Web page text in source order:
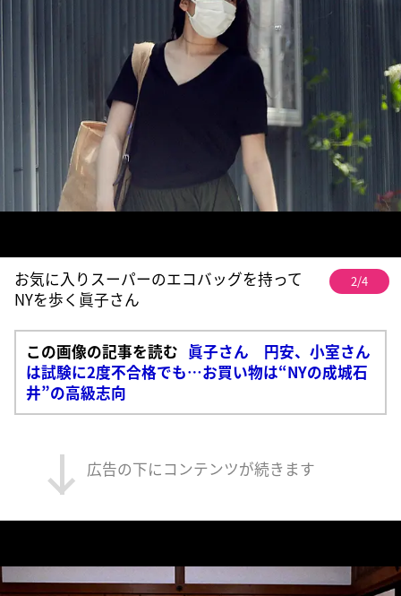
お気に入りスーパーのエコバッグを持って
NYを歩く眞子さん
2/4
この画像の記事を読む 眞子さん 円安、小室さん
は試験に2度不合格でも…お買い物は“NYの成城石
井”の高級志向
広告の下にコンテンツが続きます